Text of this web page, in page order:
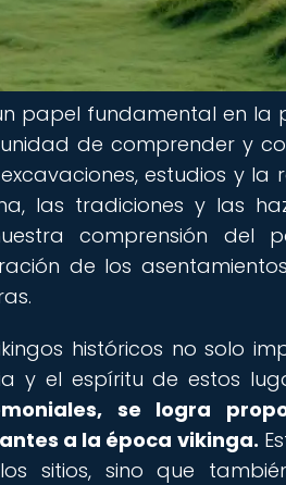
papel fundamental en la
de comprender y
estudios y
las tradiciones y las
comprensión del
de los
históricos no solo
y el espíritu de estos
se logra
a la época vikinga.
sitios, sino que